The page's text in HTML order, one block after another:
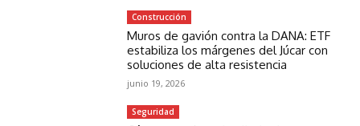
Construcción
Muros de gavión contra la DANA: ETF
estabiliza los márgenes del Júcar con
soluciones de alta resistencia
junio 19, 2026
Seguridad